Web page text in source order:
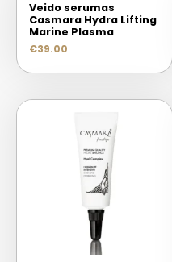
Veido serumas
Casmara Hydra Lifting
Marine Plasma
€39.00